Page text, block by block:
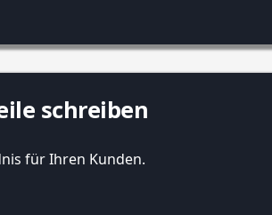
schreiben
für Ihren Kunden.